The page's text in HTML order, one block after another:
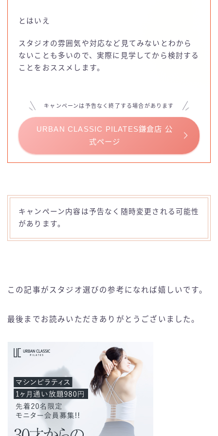
とはいえ
スタジオの雰囲気や対応など見てみないとわから
ないことも多いので、実際に見学してから検討する
ことをおススメします。
キャンペーンは予告なく終了する場合があります
URBAN CLASSIC PILATES鎌倉店 公
式ページ
キャンペーン内容は予告なく随時変更される可能性
があります。
この記事がスタジオ選びの参考になれば嬉しいです。
最後までお読みいただきありがとうございました。